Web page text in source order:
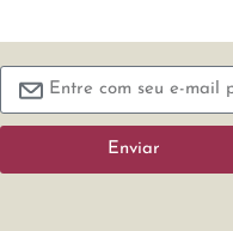
Enviar